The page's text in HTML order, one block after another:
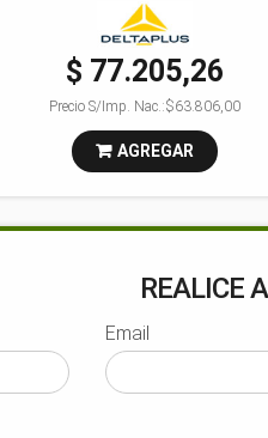
$ 77.205,26
Precio S/Imp. Nac.:$63.806,00
AGREGAR
REALICE
Email